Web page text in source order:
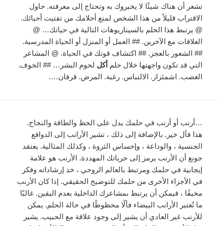
تشعر أن هناك شيئًا لا يخبروك به وتحتاج إلى معرفته. حاول
الاقتراب قليلاً من هذا الشخص لمنع أحلامك من تفتيت أحبائك.
@ يرتبط هذا الحلم بالسيناريوهات التالية في حياتك… @
العلاقات مع الآخرين. ## العمل أو المنزل أو الحياة المدرسية.
## الشعور بالعجز. ## اكتشاف قوتك في الحياة. @ المشاعر
التي قد تكون واجهتها خلال حلم أكل لحوم البشر… ## الخوف.
الغضب. اشمئزاز. الالتباس. رغبة. المرض. قرفان….
…أرنب أو أرنب في حلمك يدل على الحظ والطاقة والنجاح.
هذا فأل خير. بالإضافة إلى ذلك ، تشير الأرانب إلى الدوافع
الجنسية ، والوداعة ، وإحساس الثروة ، وكذلك المثالية. يعتقد
جونغ أن الأرنب يرمز إلى حرياتك المهددة. الأرنب هو علامة
إيجابية في حلمك ومرتبط بالعالم الروحي ، خذ إرشاداته وفكر
في الأجزاء الأخرى من حلمك للتوضيح الحقيقي. إذا كان الأرنب
مخيفًا ، فيمكن أن يرتبط بمشاعرك الداخلية بعدم اليقين. غالبًا
ما تُعتبر الأرانب البيضاء فألًا محظوظًا في حالة الحلم. يمكن
للأرنب غير العادي أن يشير إلى وجود علاقة مع الحبيب. يشير